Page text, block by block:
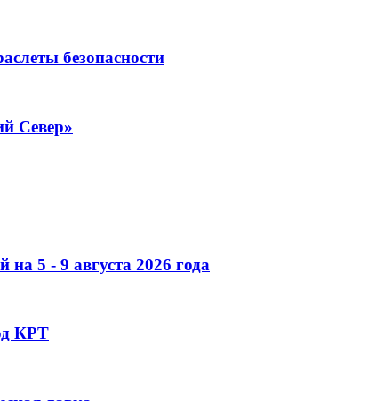
безопасности
Север»
5 - 9 августа 2026 года
КРТ